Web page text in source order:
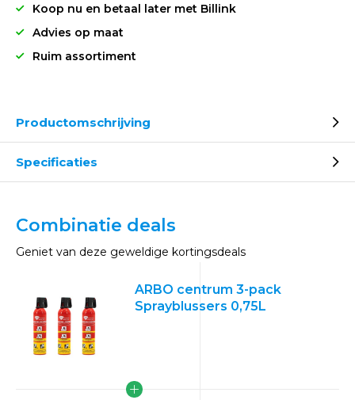
Koop nu en betaal later met Billink
Advies op maat
Ruim assortiment
Productomschrijving
Specificaties
Combinatie deals
Geniet van deze geweldige kortingsdeals
ARBO centrum 3-pack
Sprayblussers 0,75L